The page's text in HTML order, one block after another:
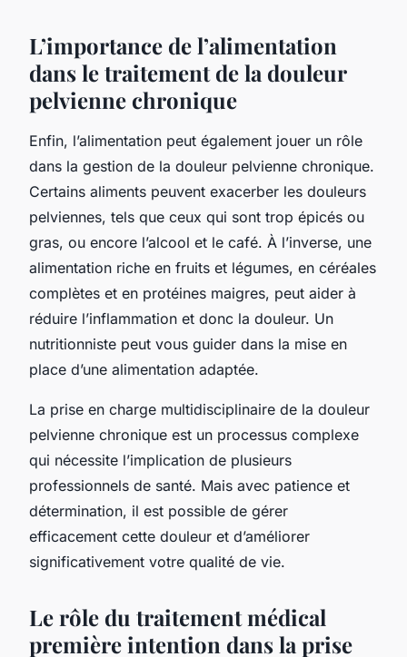
L’importance de l’alimentation
dans le traitement de la douleur
pelvienne chronique
Enfin, l’alimentation peut également jouer un rôle
dans la gestion de la douleur pelvienne chronique.
Certains aliments peuvent exacerber les douleurs
pelviennes, tels que ceux qui sont trop épicés ou
gras, ou encore l’alcool et le café. À l’inverse, une
alimentation riche en fruits et légumes, en céréales
complètes et en protéines maigres, peut aider à
réduire l’inflammation et donc la douleur. Un
nutritionniste peut vous guider dans la mise en
place d’une alimentation adaptée.
La prise en charge multidisciplinaire de la douleur
pelvienne chronique est un processus complexe
qui nécessite l’implication de plusieurs
professionnels de santé. Mais avec patience et
détermination, il est possible de gérer
efficacement cette douleur et d’améliorer
significativement votre qualité de vie.
Le rôle du traitement médical
première intention dans la prise